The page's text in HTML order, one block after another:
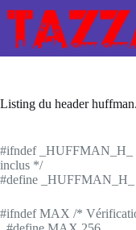
au
contenu
Listing du header
#ifndef _HUFFMAN_H_
inclus */
#define _HUFFMAN_H_
#ifndef MAX /*